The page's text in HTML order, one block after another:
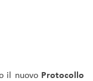
il nuovo Protocollo